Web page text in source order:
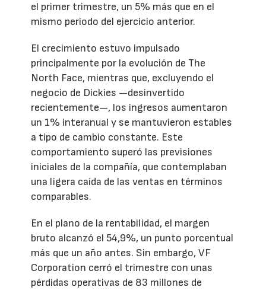
el primer trimestre, un 5% más que en el
mismo periodo del ejercicio anterior.
El crecimiento estuvo impulsado
principalmente por la evolución de The
North Face, mientras que, excluyendo el
negocio de Dickies —desinvertido
recientemente—, los ingresos aumentaron
un 1% interanual y se mantuvieron estables
a tipo de cambio constante. Este
comportamiento superó las previsiones
iniciales de la compañía, que contemplaban
una ligera caída de las ventas en términos
comparables.
En el plano de la rentabilidad, el margen
bruto alcanzó el 54,9%, un punto porcentual
más que un año antes. Sin embargo, VF
Corporation cerró el trimestre con unas
pérdidas operativas de 83 millones de